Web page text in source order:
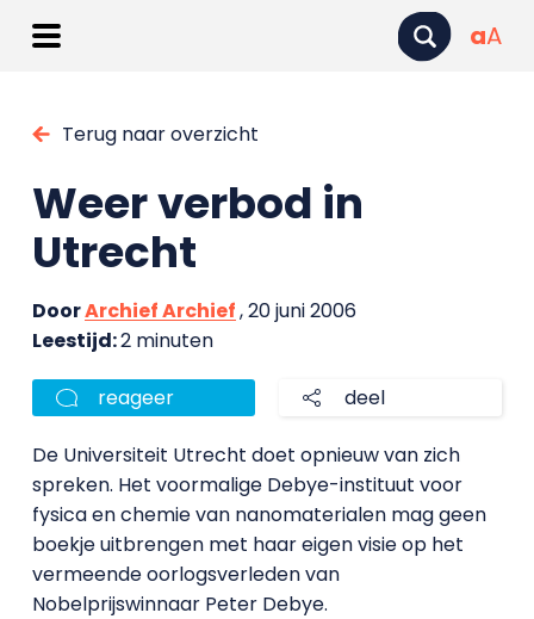
aA
Terug naar overzicht
Weer verbod in
Utrecht
DoorArchief Archief, 20 juni 2006
Leestijd:2 minuten
reageer deel
De Universiteit Utrecht doet opnieuw van zich
spreken. Het voormalige Debye-instituut voor
fysica en chemie van nanomaterialen mag geen
boekje uitbrengen met haar eigen visie op het
vermeende oorlogsverleden van
Nobelprijswinnaar Peter Debye.